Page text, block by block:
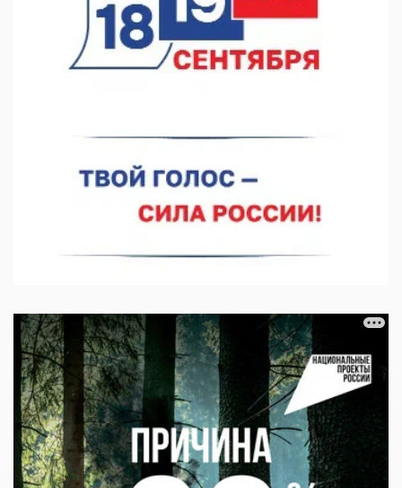
07.08.2026 12:04